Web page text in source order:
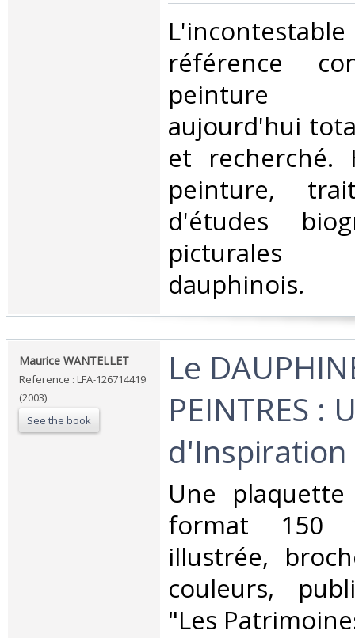
référence
peinture
aujourd'hui
et recherché.
peinture,
d'études
dauphinois. ‎
‎Maurice WANTELLET‎
Reference : LFA-126714419
(2003)
See the book
‎Le
PEINTRES :
d'Inspiration‎
‎Une
format 150
illustrée,
couleurs,
"Les